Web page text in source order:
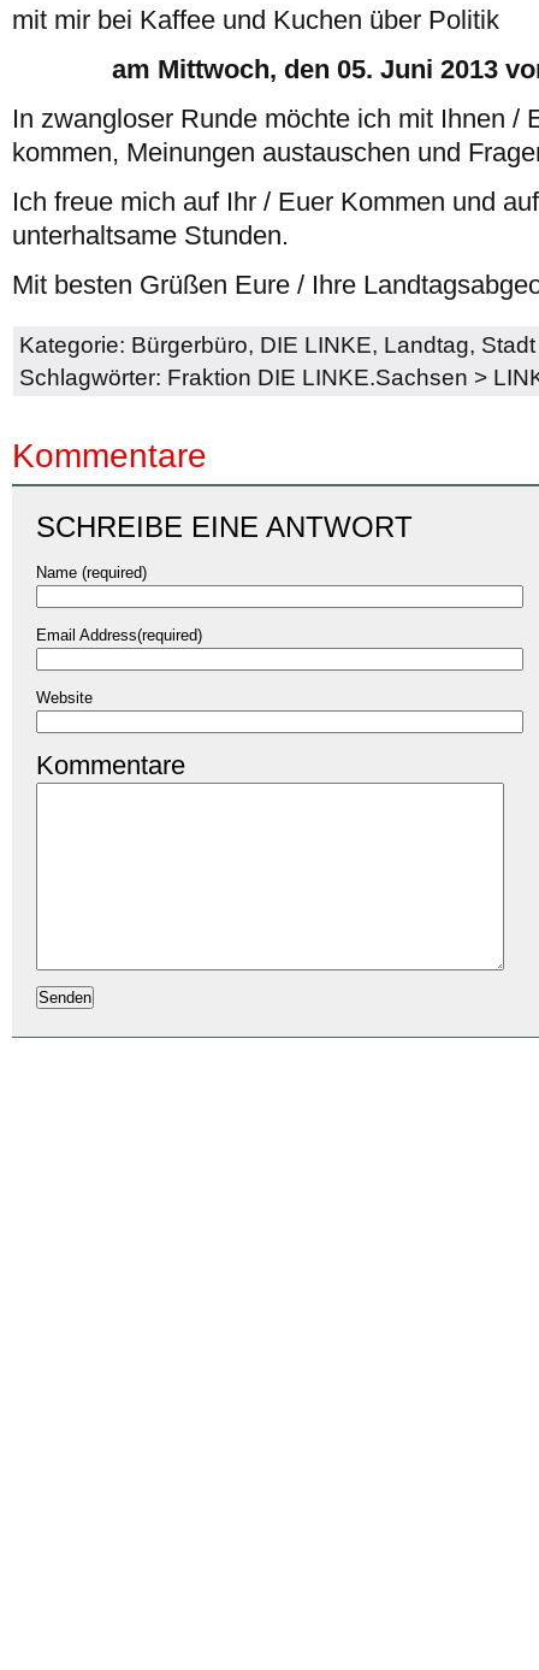
mit mir bei Kaffee und Kuchen über Politik
am Mittwoch, den 05. Juni 2013
In zwangloser Runde möchte ich mit Ihnen /
kommen, Meinungen austauschen und
Ich freue mich auf Ihr / Euer Kommen und
unterhaltsame Stunden.
Mit besten Grüßen Eure / Ihre
Kategorie: Bürgerbüro, DIE LINKE, Landtag,
Schlagwörter: Fraktion DIE LINKE.Sachsen >
Kommentare
SCHREIBE EINE ANTWORT
Name (required)
Email Address(required)
Website
Kommentare